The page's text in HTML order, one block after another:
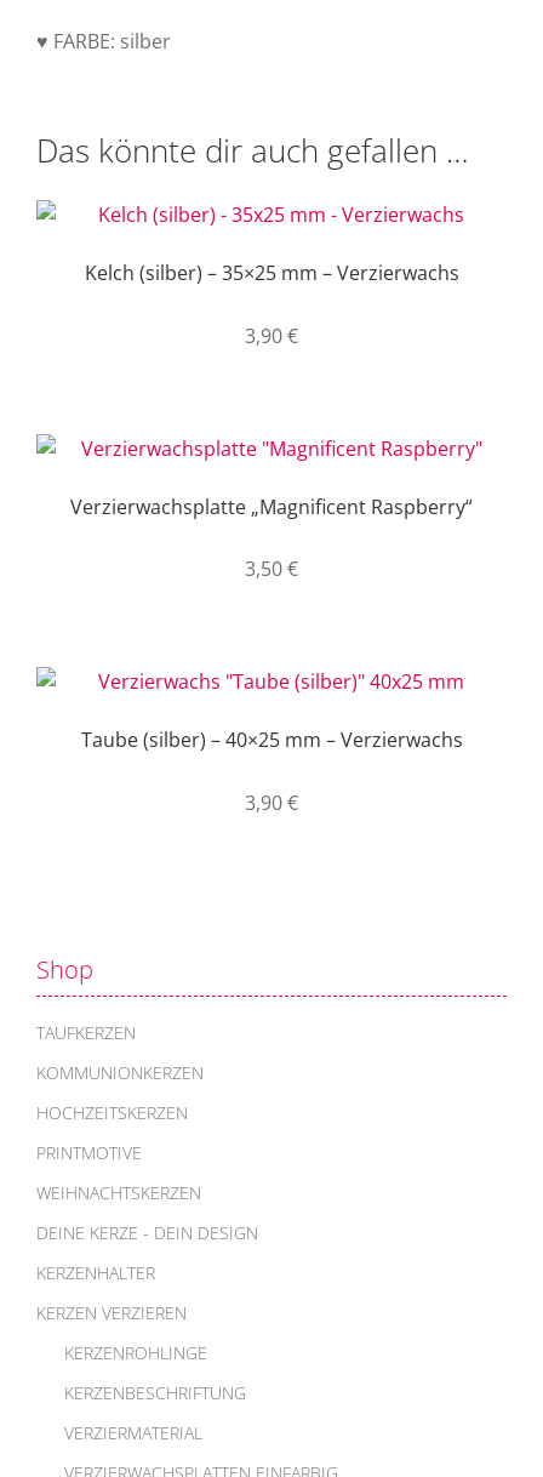
♥ FARBE: silber
Das könnte dir auch gefallen …
Kelch (silber) – 35×25 mm – Verzierwachs
3,90€
Verzierwachsplatte „Magnificent Raspberry“
3,50€
Taube (silber) – 40×25 mm – Verzierwachs
3,90€
Shop
TAUFKERZEN
KOMMUNIONKERZEN
HOCHZEITSKERZEN
PRINTMOTIVE
WEIHNACHTSKERZEN
DEINE KERZE - DEIN DESIGN
KERZENHALTER
KERZEN VERZIEREN
KERZENROHLINGE
KERZENBESCHRIFTUNG
VERZIERMATERIAL